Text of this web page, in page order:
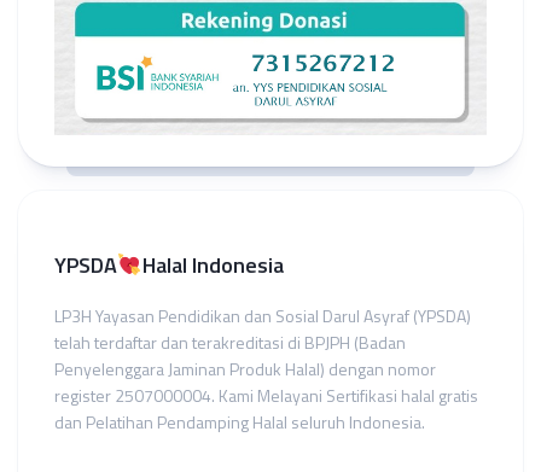
YPSDA Halal Indonesia
LP3H Yayasan Pendidikan dan Sosial Darul Asyraf (YPSDA)
telah terdaftar dan terakreditasi di BPJPH (Badan
Penyelenggara Jaminan Produk Halal) dengan nomor
register 2507000004. Kami Melayani Sertifikasi halal gratis
dan Pelatihan Pendamping Halal seluruh Indonesia.